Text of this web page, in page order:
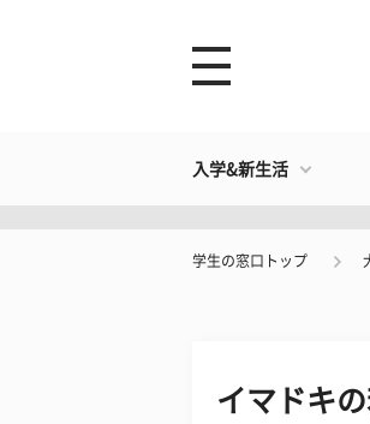
入学&新生活
学生の窓口トップ
イマドキ